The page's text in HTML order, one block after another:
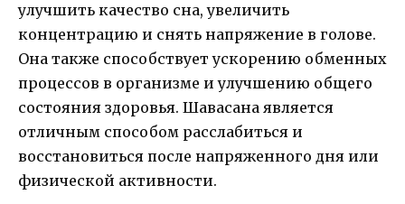
улучшить качество сна, увеличить
концентрацию и снять напряжение в голове.
Она также способствует ускорению обменных
процессов в организме и улучшению общего
состояния здоровья. Шавасана является
отличным способом расслабиться и
восстановиться после напряженного дня или
физической активности.